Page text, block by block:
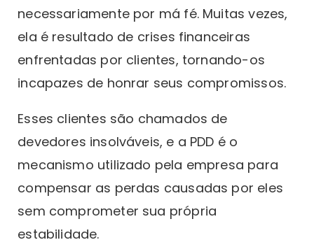
necessariamente por má fé. Muitas vezes,
ela é resultado de crises financeiras
enfrentadas por clientes, tornando-os
incapazes de honrar seus compromissos.
Esses clientes são chamados de
devedores insolváveis, e a PDD é o
mecanismo utilizado pela empresa para
compensar as perdas causadas por eles
sem comprometer sua própria
estabilidade.